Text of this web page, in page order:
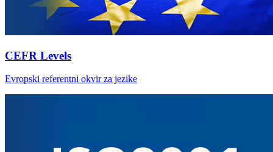
CEFR Levels
Evropski referentni okvir za jezike